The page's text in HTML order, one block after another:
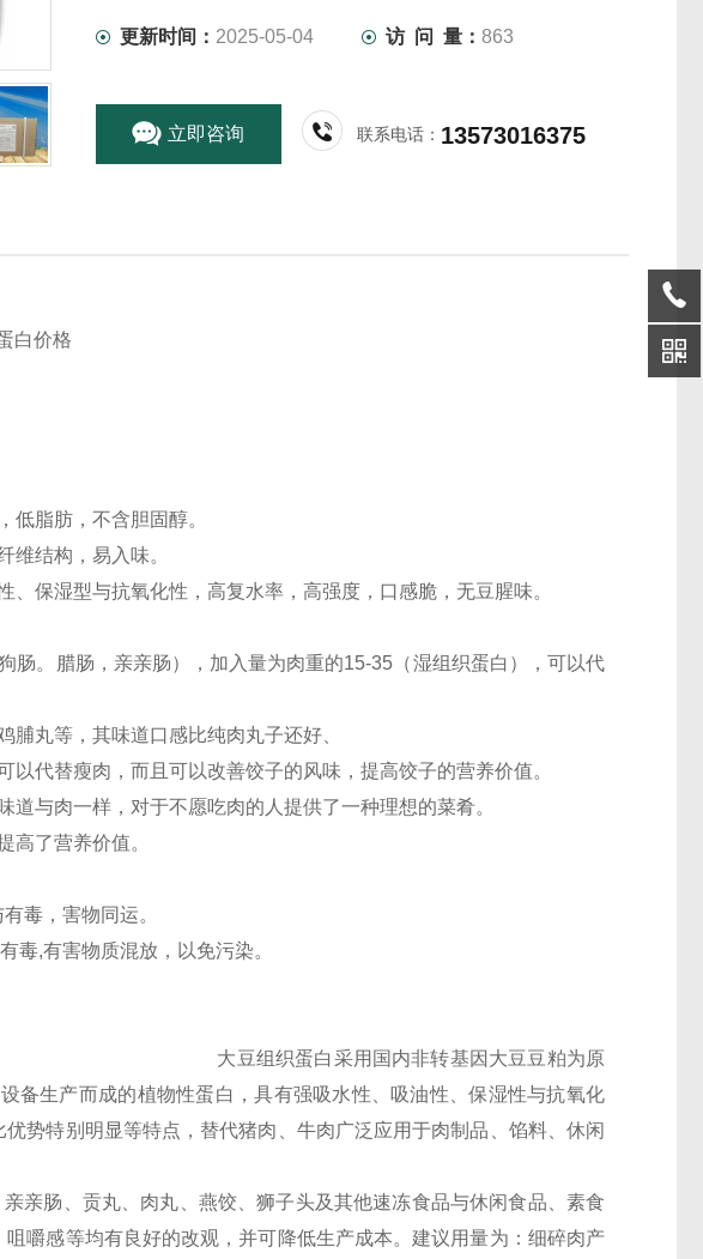
2、本品经过去腥工艺，感官及口感类似肉，疏松的纤维结构，易入
3、本品加工的工艺精良，具有良好的吸水性，吸油性、保湿型与抗
更新时间： 2025-05-04 访 问 量：863
立即咨询 联系电话： 13573016375
白价格
低脂肪，不含胆固醇。
维结构，易入味。
保湿型与抗氧化性，高复水率，高强度，口感脆，无豆腥味。
肠。腊肠，亲亲肠），加入量为肉重的15-35（湿组织蛋白），可以代
丸等，其味道口感比纯肉丸子还好、
代替瘦肉，而且可以改善饺子的风味，提高饺子的营养价值。
与肉一样，对于不愿吃肉的人提供了一种理想的菜肴。
高了营养价值。
毒，害物同运。
毒,有害物质混放，以免污染。
加口感 大豆组织蛋白采用国内非转基因大豆豆粕为原
备生产而成的植物性蛋白，具有强吸水性、吸油性、保湿性与抗氧化
势特别明显等特点，替代猪肉、牛肉广泛应用于肉制品、馅料、休闲
亲肠、贡丸、肉丸、燕饺、狮子头及其他速冻食品与休闲食品、素食
嚼感等均有良好的改观，并可降低生产成本。建议用量为：细碎肉产